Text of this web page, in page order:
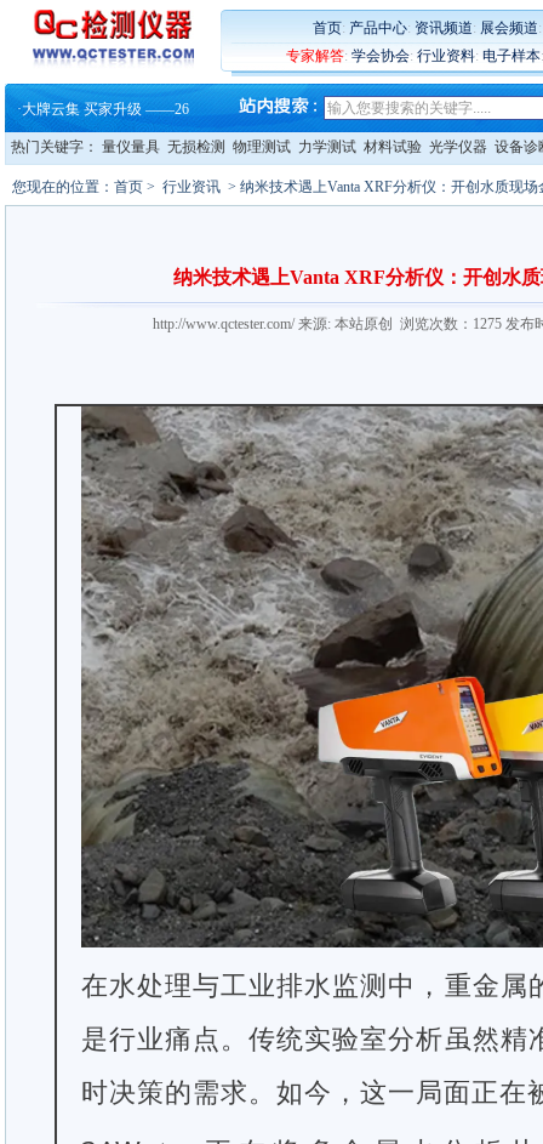
首页: 产品中心: 资讯频道: 展会频道
专家解答: 学会协会: 行业资料: 电子样本
铸就AI服务器质量动脉 – 高
ZEISS BOSELLO ADR 让内部缺
蔡司和亿纬锂能达成战略合作
蔡司软件 | 高效变形分析能
·铸就AI服务器质量动脉 – 高
·铸就AI服务器质量动脉 – 高
·蔡司和亿纬锂能达成战略合作
·大牌云集 买家升级 ——26
热门关键字： 量仪量具 无损检测 物理测试 力学测试 材料试验 光学仪器 设备诊
您现在的位置： 首页 > 行业资讯 > 纳米技术遇上Vanta XRF分析仪：开创水质现
纳米技术遇上Vanta XRF分析仪：开创水
http://www.qctester.com/ 来源: 本站原创 浏览次数：1275 发布
在水处理与工业排水监测中，重金属
是行业痛点。传统实验室分析虽然精
时决策的需求。如今，这一局面正在